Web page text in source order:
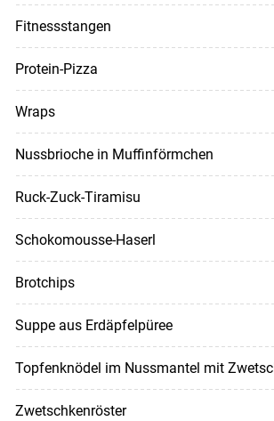
Fitnessstangen
Protein-Pizza
Wraps
Nussbrioche in Muffinförmchen
Ruck-Zuck-Tiramisu
Schokomousse-Haserl
Brotchips
Suppe aus Erdäpfelpüree
Topfenknödel im Nussmantel mit
Zwetschkenröster